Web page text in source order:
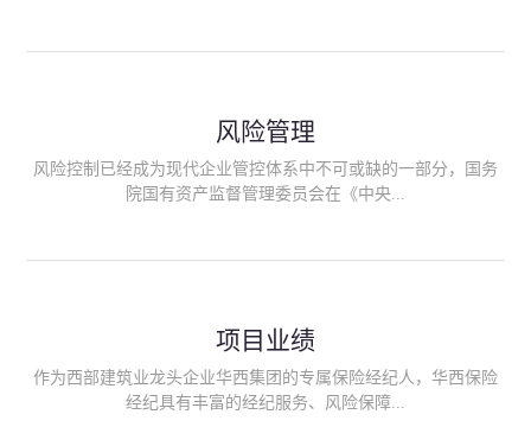
险产品；（六）保险招投标业务。随着业务的开展，华西经纪会
供专业、优质的保险经纪服务。
风险管理
风险控制已经成为现代企业管控体系中不可或缺的一部分，国务
院国有资产监督管理委员会在《中央...
能够为客户降低风险管理成本，提高经营效率；能够为企业提供
从风险评估、风险分析、风险防范、风险转移到灾后防损、索赔
等全方位、全过程、专家式的服务，拓展和深化由保险公司提供
项目业绩
作为西部建筑业龙头企业华西集团的专属保险经纪人，华西保险
经纪具有丰富的经纪服务、风险保障...